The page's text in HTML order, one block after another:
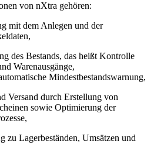
von nXtra gehören:
mit dem Anlegen und der
des Bestands, das heißt Kontrolle
Warenausgänge,
Mindestbestandswarnung,
Versand durch Erstellung von
sowie Optimierung der
zu Lagerbeständen, Umsätzen und